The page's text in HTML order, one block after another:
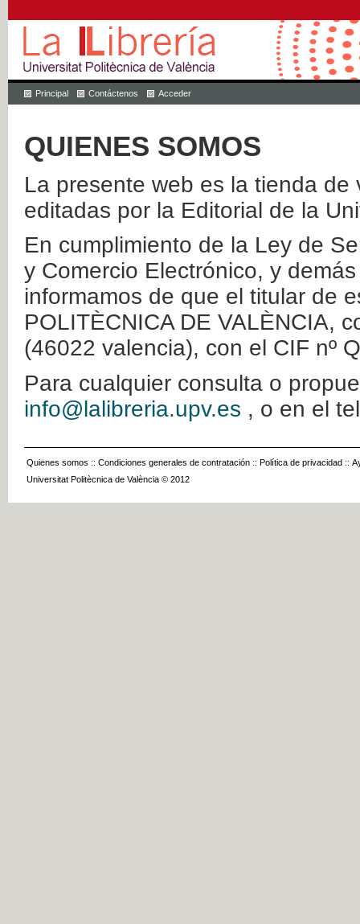
Principal Contáctenos Acceder
QUIENES SOMOS
La presente web es la tienda
editadas por la Editorial de la
En cumplimiento de la Ley de
y Comercio Electrónico, y
informamos de que el titular de
POLITÈCNICA DE VALÈNCIA,
(46022 valencia), con el CIF nº
Para cualquier consulta o
info@lalibreria.upv.es , o en el
Quienes somos :: Condiciones generales de contratación :: Política de privacidad ::
Universitat Politècnica de València © 2012